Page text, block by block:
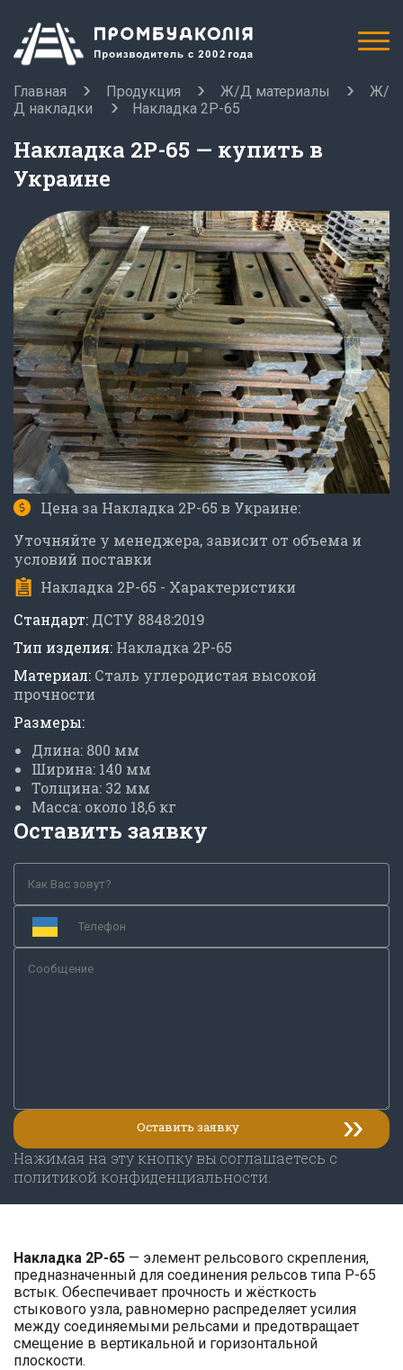
Главная Продукция Ж/Д материалы
Ж/
Д накладки
Накладка 2Р-65
Накладка 2Р-65 — купить в
Украине
Цена за Накладка 2Р-65 в Украине:
Уточняйте у менеджера, зависит от объема и
условий поставки
Накладка 2Р-65 - Характеристики
Стандарт: ДСТУ 8848:2019
Тип изделия: Накладка 2Р-65
Материал: Сталь углеродистая высокой
прочности
Размеры:
Длина: 800 мм
Ширина: 140 мм
Толщина: 32 мм
Масса: около 18,6 кг
Оставить заявку
Нажимая на эту кнопку вы соглашаетесь с
политикой конфиденциальности.
Накладка 2Р-65 — элемент рельсового скрепления,
предназначенный для соединения рельсов типа Р-65
встык. Обеспечивает прочность и жёсткость
стыкового узла, равномерно распределяет усилия
между соединяемыми рельсами и предотвращает
смещение в вертикальной и горизонтальной
плоскости.